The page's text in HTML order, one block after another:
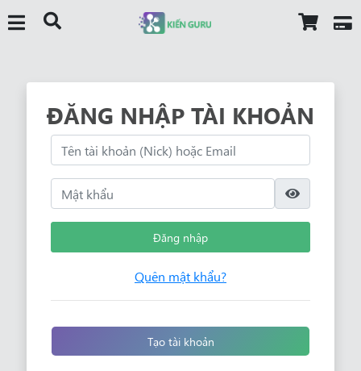
ĐĂNG NHẬP TÀI KHOẢN
Đăng nhập
Quên mật khẩu?
Tạo tài khoản